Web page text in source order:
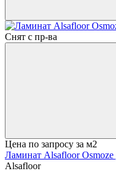
Снят с пр-ва
Цена по запросу за м2
Ламинат Alsafloor
Alsafloor